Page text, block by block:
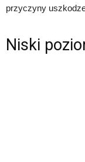
przyczyny
Niski